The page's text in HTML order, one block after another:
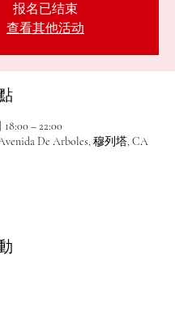
报名已结束
查看其他活动
– 22:00
De Arboles, 穆列塔, CA